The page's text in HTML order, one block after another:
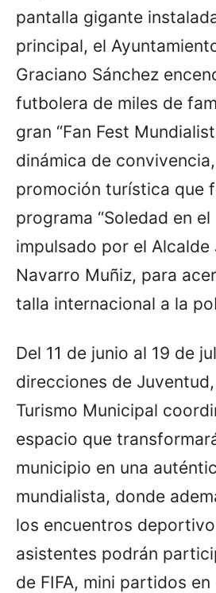
pantalla gigante
principal, el
Graciano Sánchez
futbolera de miles de
gran “Fan Fest
dinámica de
promoción turística que
programa “Soledad en el
impulsado por el Alcalde
Navarro Muñiz, para
talla internacional a la
Del 11 de junio al 19 de
direcciones de
Turismo Municipal
espacio que
municipio en una
mundialista, donde
los encuentros
asistentes podrán
de FIFA, mini partidos en